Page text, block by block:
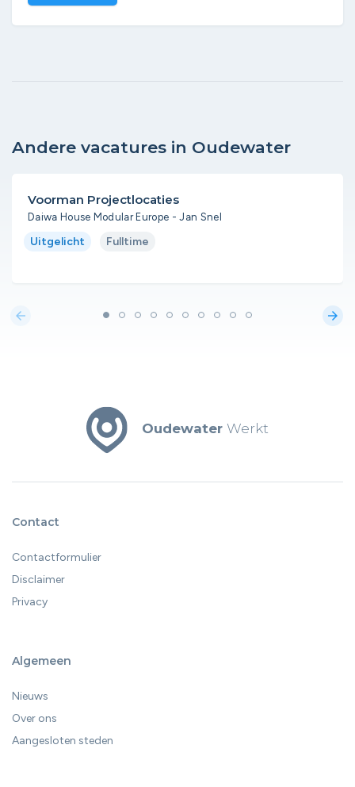
Andere vacatures in Oudewater
Voorman Projectlocaties
Daiwa House Modular Europe - Jan Snel
Uitgelicht Fulltime
arrow_back arrow_forward
Oudewater Werkt
Contact
Contactformulier
Disclaimer
Privacy
Algemeen
Nieuws
Over ons
Aangesloten steden